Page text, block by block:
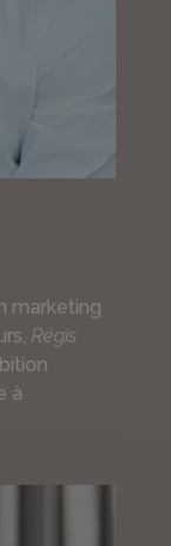
marketing
Régis
à